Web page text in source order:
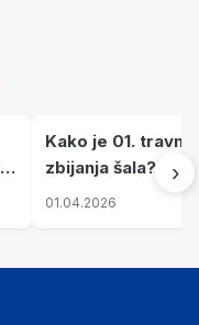
Kako je 01.
zbijanja šala?
01.04.2026
›